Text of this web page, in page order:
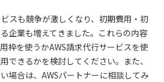
スも競争が激しくなり、初期費用・初
企業も増えてきました。これらの内容
枠を使うかAWS請求代行サービスを使
できるかを検討してください。また、
場合は、AWSパートナーに相談してみ